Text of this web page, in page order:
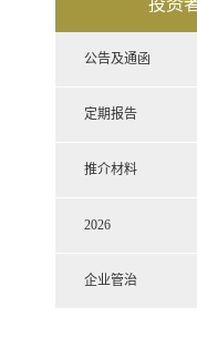
投资
公告及通函
2021
2020
2019
2018
定期报告
推介材料
2026
企业管治